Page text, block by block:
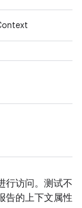
行访问。测试不
告的上下文属性